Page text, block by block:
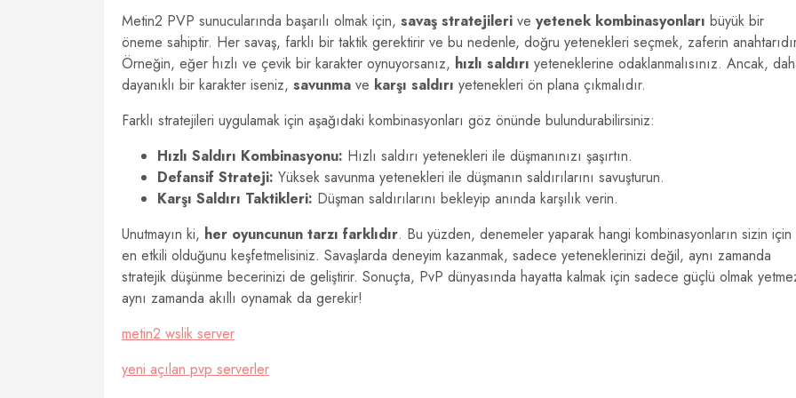
Metin2 PVP sunucularında başarılı olmak için, savaş stratejileri ve yetenek kombinasyonları büyük bir
öneme sahiptir. Her savaş, farklı bir taktik gerektirir ve bu nedenle, doğru yetenekleri seçmek, zaferin
Örneğin, eğer hızlı ve çevik bir karakter oynuyorsanız, hızlı saldırı yeteneklerine odaklanmalısınız. Ancak,
dayanıklı bir karakter iseniz, savunma ve karşı saldırı yetenekleri ön plana çıkmalıdır.
Farklı stratejileri uygulamak için aşağıdaki kombinasyonları göz önünde bulundurabilirsiniz:
Hızlı Saldırı Kombinasyonu: Hızlı saldırı yetenekleri ile düşmanınızı şaşırtın.
Defansif Strateji: Yüksek savunma yetenekleri ile düşmanın saldırılarını savuşturun.
Karşı Saldırı Taktikleri: Düşman saldırılarını bekleyip anında karşılık verin.
Unutmayın ki, her oyuncunun tarzı farklıdır. Bu yüzden, denemeler yaparak hangi kombinasyonların sizin için
en etkili olduğunu keşfetmelisiniz. Savaşlarda deneyim kazanmak, sadece yeteneklerinizi değil, aynı zamanda
stratejik düşünme becerinizi de geliştirir. Sonuçta, PvP dünyasında hayatta kalmak için sadece güçlü olmak
aynı zamanda akıllı oynamak da gerekir!
metin2 wslik server
yeni açılan pvp serverler